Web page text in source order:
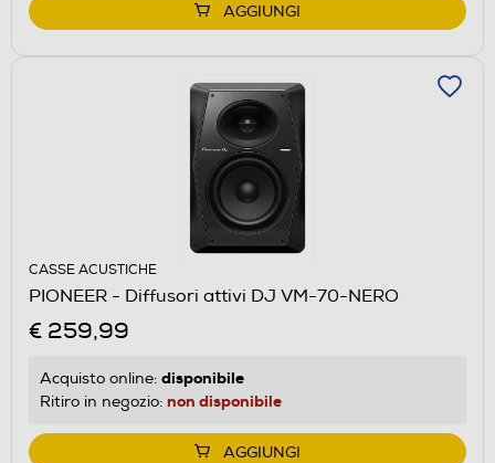
AGGIUNGI
CASSE ACUSTICHE
PIONEER - Diffusori attivi DJ VM-70-NERO
€ 259,99
Acquisto online: disponibile
Ritiro in negozio: non disponibile
AGGIUNGI